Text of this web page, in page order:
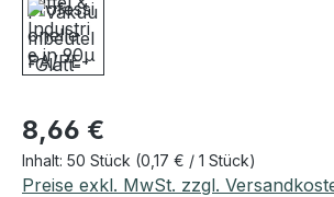
Regulärer Preis:
8,66 €
Inhalt: 50 Stück (0,17 € / 1 Stück)
Preise exkl. MwSt. zzgl.